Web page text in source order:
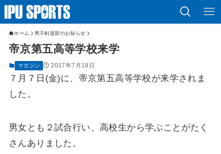
ホーム 男子剣道部のお知らせ
帝京第五高等学校来学
マガジン 2017年7月19日
７月７日(金)に、帝京第五高等学校が来学されま
した。
男女とも２試合行い、高校生から学ぶことがたく
さんありました。